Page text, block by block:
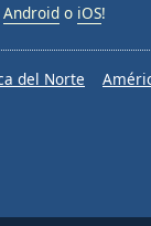
Android o iOS!
del Norte